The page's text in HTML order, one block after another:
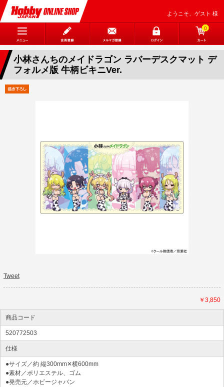
ようこそ、ゲスト 様
0
小林さんちのメイドラゴン ラバーデスクマット デ
フォルメ版 牛柄ビキニVer.
Tweet
￥3,850
商品コード
520772503
仕様
●サイズ／約 縦300mm✕横600mm
●素材／ポリエステル、ゴム
●発売元／ホビージャパン